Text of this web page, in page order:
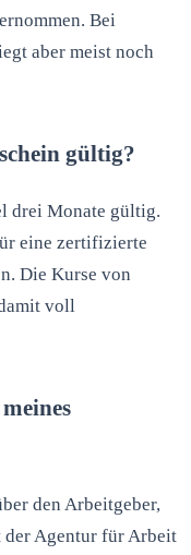
Bei
aber meist noch
gültig?
drei Monate gültig.
eine zertifizierte
Die Kurse von
voll
den Arbeitgeber,
der Agentur für Arbeit